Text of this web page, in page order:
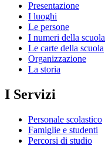
Presentazione
I luoghi
Le persone
I numeri della scuola
Le carte della scuola
Organizzazione
La storia
I Servizi
Personale scolastico
Famiglie e studenti
Percorsi di studio